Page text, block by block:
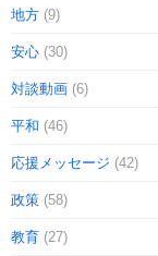
地方 (9)
安心 (30)
対談動画 (6)
平和 (46)
応援メッセージ (42)
政策 (58)
教育 (27)